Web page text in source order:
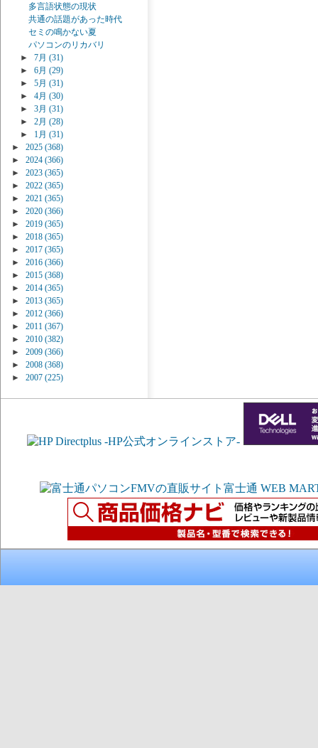
多言語状態の現状
共通の話題があった時代
セミの鳴かない夏
パソコンのリカバリ
►
7月 (31)
►
6月 (29)
►
5月 (31)
►
4月 (30)
►
3月 (31)
►
2月 (28)
►
1月 (31)
►
2025 (368)
►
2024 (366)
►
2023 (365)
►
2022 (365)
►
2021 (365)
►
2020 (366)
►
2019 (365)
►
2018 (365)
►
2017 (365)
►
2016 (366)
►
2015 (368)
►
2014 (365)
►
2013 (365)
►
2012 (366)
►
2011 (367)
►
2010 (382)
►
2009 (366)
►
2008 (368)
►
2007 (225)